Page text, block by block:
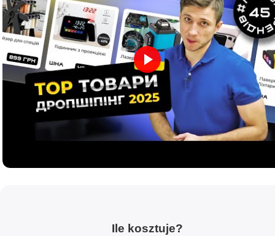
Ile kosztuje?